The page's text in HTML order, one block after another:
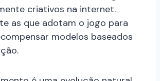
criativos na internet.
as que adotam o jogo para
modelos baseados